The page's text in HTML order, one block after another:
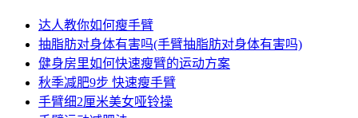
达人教你如何瘦手臂
抽脂肪对身体有害吗(手臂抽脂肪对身体有害吗)
健身房里如何快速瘦臂的运动方案
秋季减肥9步 快速瘦手臂
手臂细2厘米美女哑铃操